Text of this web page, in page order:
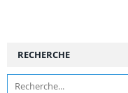
RECHERCHE